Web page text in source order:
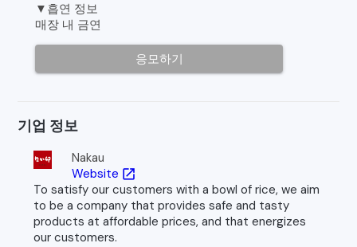
▼흡연 정보
매장 내 금연
응모하기
기업 정보
Nakau
Website open_in_new
To satisfy our customers with a bowl of rice, we aim
to be a company that provides safe and tasty
products at affordable prices, and that energizes
our customers.